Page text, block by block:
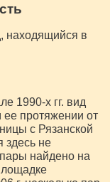
находящийся в
1990-х гг. вид
ее протяжении от
с Рязанской
здесь не
найдено на